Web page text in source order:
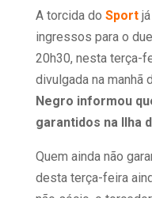
A torcida do Sport
ingressos para o
20h30, nesta terça-
divulgada na manhã
Negro informou
garantidos na Ilha
Quem ainda não
desta terça-feira